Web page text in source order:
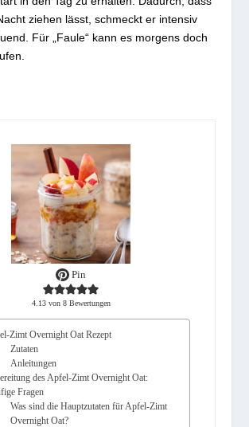
ziehen lässt, schmeckt er intensiv
Für „Faule“ kann es morgens doch
Pin
4.13von 8Bewertungen
Zimt Overnight Oat Rezept
Zutaten
Anleitungen
des Apfel-Zimt Overnight Oat:
Fragen
Was sind die Hauptzutaten für Apfel-Zimt
Overnight Oat?